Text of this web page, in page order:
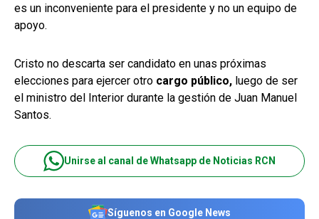
es un inconveniente para el presidente y no un equipo de
apoyo.
Cristo no descarta ser candidato en unas próximas
elecciones para ejercer otro cargo público, luego de ser
el ministro del Interior durante la gestión de Juan Manuel
Santos.
Unirse al canal de Whatsapp de Noticias RCN
Síguenos en Google News